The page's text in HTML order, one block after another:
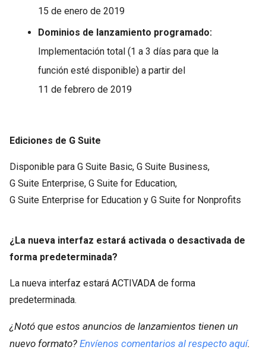
15 de enero de 2019
Dominios de lanzamiento programado:
Implementación total (1 a 3 días para que la
función esté disponible) a partir del
11 de febrero de 2019
Ediciones de G Suite
Disponible para G Suite Basic, G Suite Business,
G Suite Enterprise, G Suite for Education,
G Suite Enterprise for Education y G Suite for Nonprofits
¿La nueva interfaz estará activada o desactivada de
forma predeterminada?
La nueva interfaz estará ACTIVADA de forma
predeterminada.
¿Notó que estos anuncios de lanzamientos tienen un
nuevo formato? Envíenos comentarios al respecto aquí.